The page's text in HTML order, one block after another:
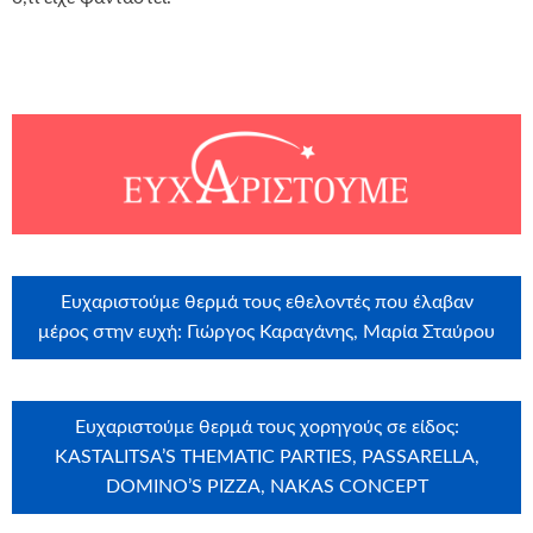
Ευχαριστούμε θερμά τους εθελοντές που έλαβαν
μέρος στην ευχή: Γιώργος Καραγάνης, Μαρία Σταύρου
Ευχαριστούμε θερμά τους χορηγούς σε είδος:
KASTALITSA’S THEMATIC PARTIES, PASSARELLA,
DOMINO’S PIZZA, NAKAS CONCEPT